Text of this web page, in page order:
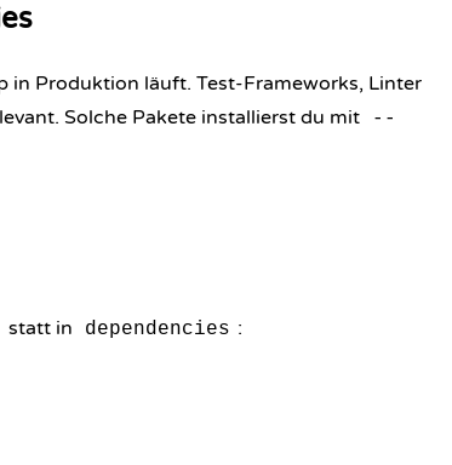
in Produktion läuft. Test-Frameworks, Linter
Solche Pakete installierst du mit
--
statt in dependencies :